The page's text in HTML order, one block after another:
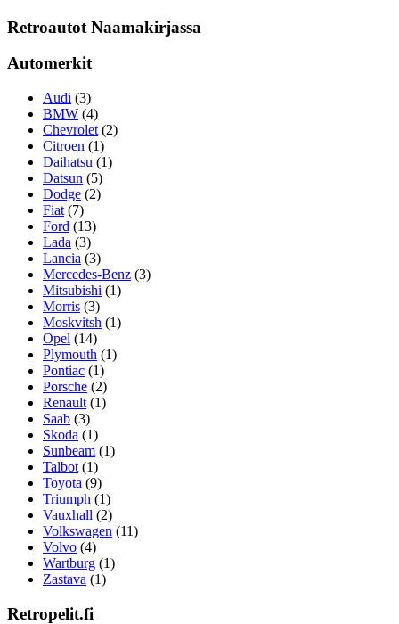
Retroautot Naamakirjassa
Automerkit
Audi (3)
BMW (4)
Chevrolet (2)
Citroen (1)
Daihatsu (1)
Datsun (5)
Dodge (2)
Fiat (7)
Ford (13)
Lada (3)
Lancia (3)
Mercedes-Benz (3)
Mitsubishi (1)
Morris (3)
Moskvitsh (1)
Opel (14)
Plymouth (1)
Pontiac (1)
Porsche (2)
Renault (1)
Saab (3)
Skoda (1)
Sunbeam (1)
Talbot (1)
Toyota (9)
Triumph (1)
Vauxhall (2)
Volkswagen (11)
Volvo (4)
Wartburg (1)
Zastava (1)
Retropelit.fi